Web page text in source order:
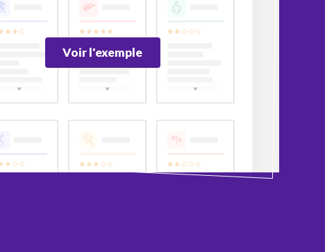
Voir l'exemple